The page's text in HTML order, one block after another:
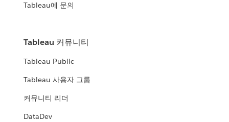
Tableau에 문의
Tableau 커뮤니티
Tableau Public
Tableau 사용자 그룹
커뮤니티 리더
DataDev